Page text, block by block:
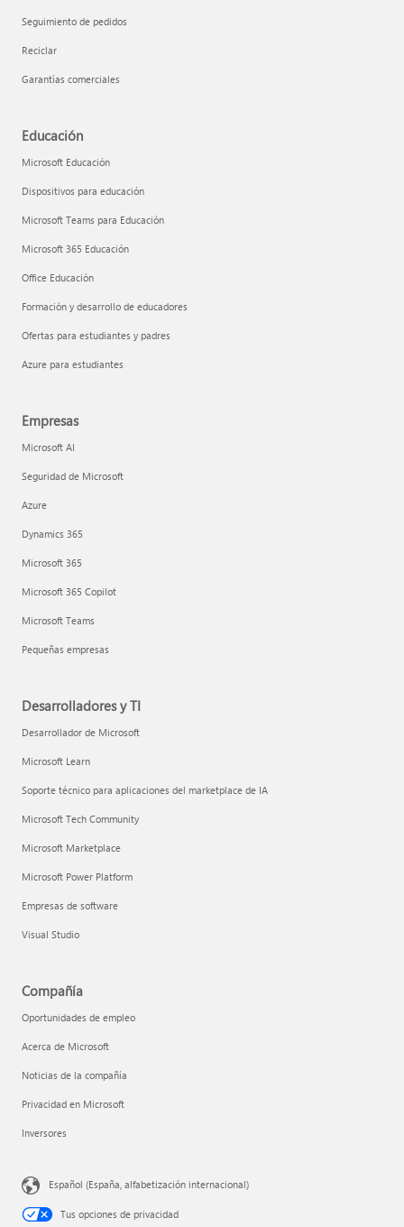
Seguimiento de pedidos
Reciclar
Garantías comerciales
Educación
Microsoft Educación
Dispositivos para educación
Microsoft Teams para Educación
Microsoft 365 Educación
Office Educación
Formación y desarrollo de educadores
Ofertas para estudiantes y padres
Azure para estudiantes
Empresas
Microsoft AI
Seguridad de Microsoft
Azure
Dynamics 365
Microsoft 365
Microsoft 365 Copilot
Microsoft Teams
Pequeñas empresas
Desarrolladores y TI
Desarrollador de Microsoft
Microsoft Learn
Soporte técnico para aplicaciones del marketplace de IA
Microsoft Tech Community
Microsoft Marketplace
Microsoft Power Platform
Empresas de software
Visual Studio
Compañía
Oportunidades de empleo
Acerca de Microsoft
Noticias de la compañía
Privacidad en Microsoft
Inversores
Español (España, alfabetización internacional)
Tus opciones de privacidad